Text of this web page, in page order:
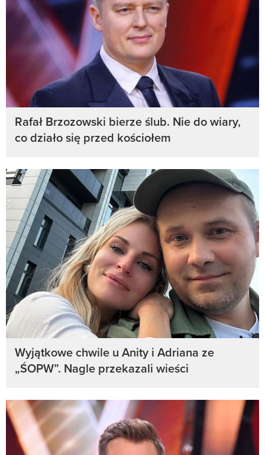
Rafał Brzozowski bierze ślub. Nie do wiary,
co działo się przed kościołem
Wyjątkowe chwile u Anity i Adriana ze
„ŚOPW”. Nagle przekazali wieści